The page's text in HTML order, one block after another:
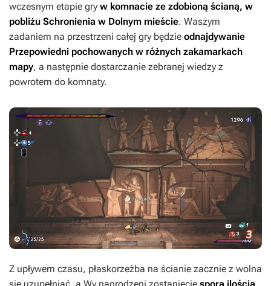
wczesnym etapie gry w komnacie ze zdobioną ścianą, w
pobliżu Schronienia w Dolnym mieście. Waszym
zadaniem na przestrzeni całej gry będzie odnajdywanie
Przepowiedni pochowanych w różnych zakamarkach
mapy, a następnie dostarczanie zebranej wiedzy z
powrotem do komnaty.
Z upływem czasu, płaskorzeźba na ścianie zacznie z wolna